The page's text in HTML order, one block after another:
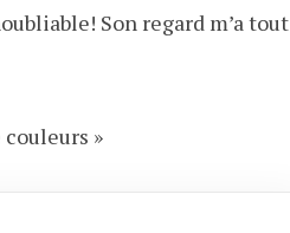
Son regard m’a tout
»